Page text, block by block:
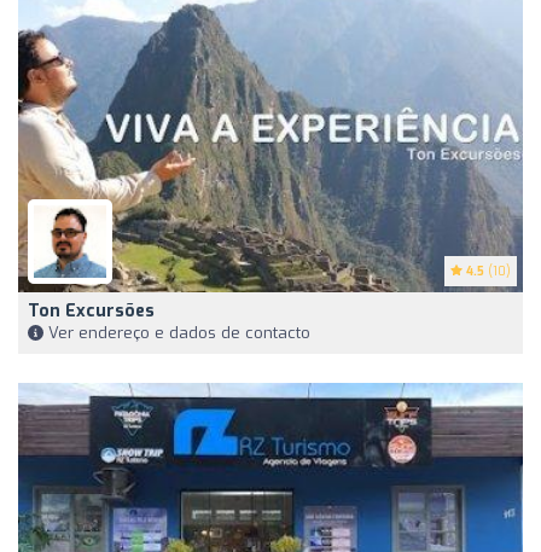
4.5 (10)
Ton Excursões
Ver endereço e dados de contacto